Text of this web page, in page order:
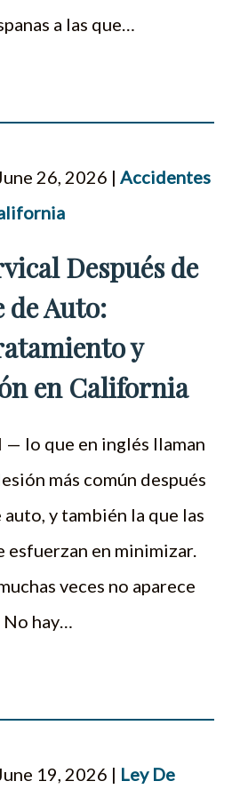
a las que…
26, 2026 | Accidentes
Después de
de Auto:
y
en California
lo que en inglés llaman
más común después
y también la que las
esfuerzan en minimizar.
veces no aparece
No hay…
19, 2026 | Ley De